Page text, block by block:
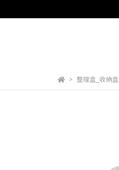
整理盒_收納盒